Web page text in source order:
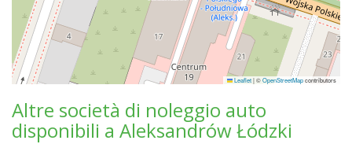
Leaflet|©OpenStreetMapcontributors
Altre società di noleggio auto
disponibili a Aleksandrów Łódzki